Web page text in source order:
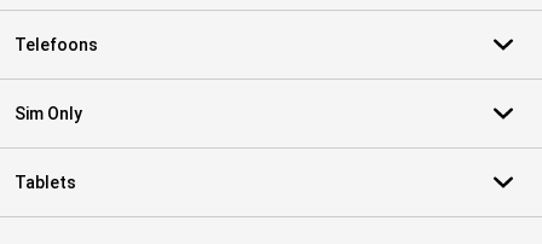
Telefoons
Sim Only
Tablets